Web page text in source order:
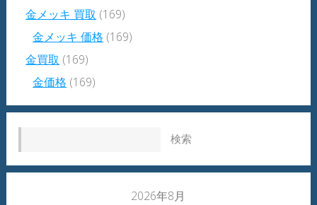
金メッキ 買取 (169)
金メッキ 価格 (169)
金買取 (169)
金価格 (169)
2026年8月